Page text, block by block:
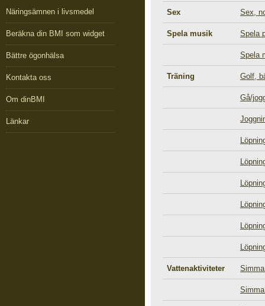
Näringsämnen i livsmedel
Beräkna din BMI som widget
Bättre ögonhälsa
Kontakta oss
Om dinBMI
Länkar
Sex Sex,
Spela musik Spela
Spela
Träning Golf,
Gå/
Vattenaktiviteter